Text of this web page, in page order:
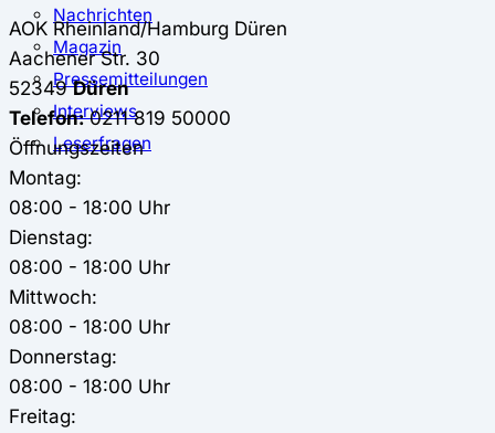
Nachrichten
Magazin
Pressemitteilungen
Interviews
Leserfragen
AOK Rheinland/Hamburg Düren
Aachener Str. 30
52349Düren
Telefon:0211 819 50000
Öffnungszeiten
Montag:
08:00 - 18:00 Uhr
Dienstag:
08:00 - 18:00 Uhr
Mittwoch:
08:00 - 18:00 Uhr
Donnerstag:
08:00 - 18:00 Uhr
Freitag: